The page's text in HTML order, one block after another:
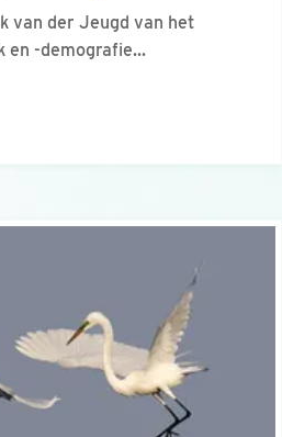
van der Jeugd van het
en -demografie...